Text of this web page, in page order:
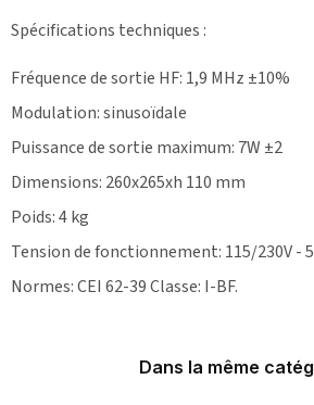
Spécifications techniques :
Fréquence de sortie HF: 1,9 MHz ±10%
Modulation: sinusoïdale
Puissance de sortie maximum: 7W ±2
Dimensions: 260x265xh 110 mm
Poids: 4 kg
Tension de fonctionnement: 115/230V -
Normes: CEI 62-39 Classe: I-BF.
Dans la même